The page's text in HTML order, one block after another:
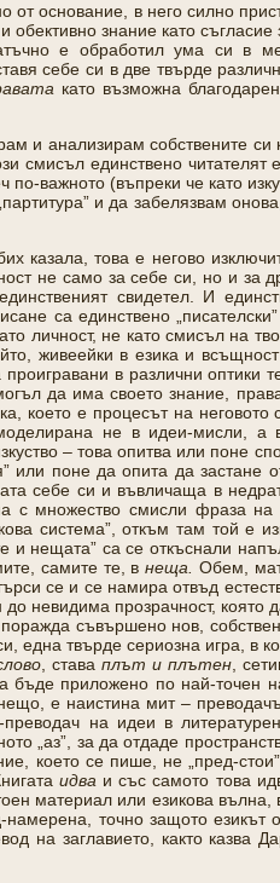
основание, в него силно
знание като
е обработил ума си в
себе си в две твърде
като възможна
и анализирам собствените си
смисъл единствено
важното (въпреки че като
и да забелязвам
казала, това е негово
не само за себе си, но и за
свидетел. И
са единствено
личност, не като смисъл на
живеейки в езика и
в различни оптики
да има своето знание,
което е процесът на неговото
моделирана не в идеи-мисли,
– това опитва или поне
поне да опита да застане
себе си и въвличаща в
с множество смисли фраза
система”, откъм там той е
и нещата” са се откъснали
самите те, внеща. Обем,
се и се намира отвъд
невидима прозрачност, която
съвършено нов,
една твърде сериозна игра, в
, ставаплът и плътен,
бъде приложено по най-точен
е наистина мит –
на идеи в
„аз”, за да отдаде
което се пише, не „пред-
идваи със самото това
материал или езикова вълна,
точно защото езикът
на заглавието, както казва